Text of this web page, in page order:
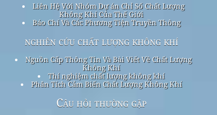
Liên Hệ Với Nhóm Dự án Chỉ Số Chất Lượng
Không Khí Của Thế Giới
Báo Chí Và Các Phương Tiện Truyền Thông
nghiên cứu chất lượng không khí
Nguồn Cấp Thông Tin Và Bài Viết Về Chất Lượng
Không Khí
Thí nghiệm chất lượng không khí
Phân Tích Cảm Biến Chất Lượng Không Khí
Câu hỏi thường gặp